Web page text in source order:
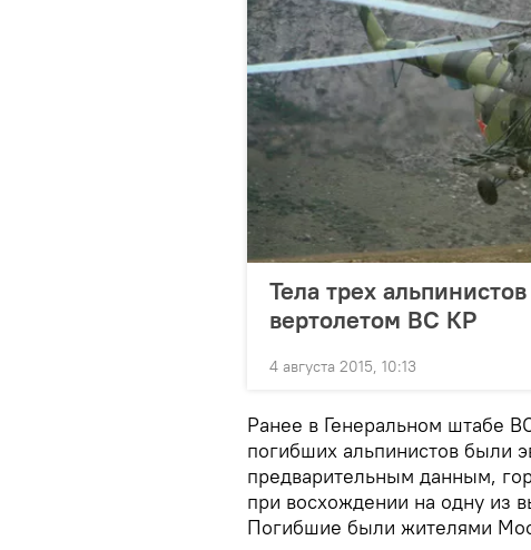
Тела трех
вертолетом ВС КР
4 августа 2015, 10:13
Ранее в Генеральном штабе
погибших альпинистов были
предварительным данным,
при восхождении на одну из
Погибшие были жителями